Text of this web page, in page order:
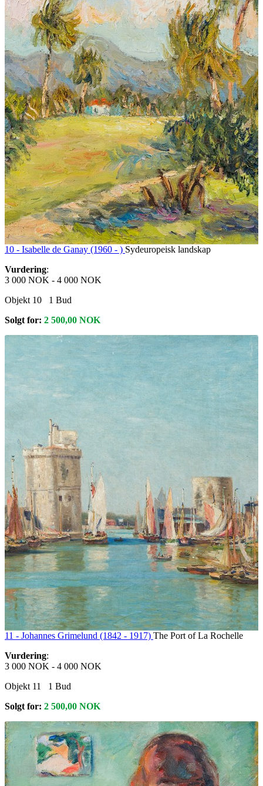
10 - Isabelle de Ganay (1960 - ) Sydeuropeisk landskap
Vurdering:
3 000 NOK - 4 000 NOK
Objekt 10
1 Bud
Solgt for: 2 500,00 NOK
11 - Johannes Grimelund (1842 - 1917) The Port of La Rochelle
Vurdering:
3 000 NOK - 4 000 NOK
Objekt 11
1 Bud
Solgt for: 2 500,00 NOK